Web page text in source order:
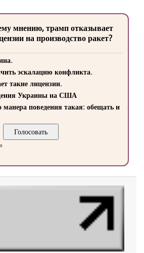
мнению, трамп отказывает
на производство ракет?
эскалацию конфликта.
такие лицензии.
Украины на США
манера поведения такая: обещать и